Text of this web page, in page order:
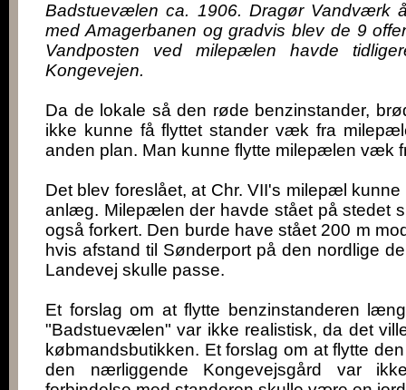
Badstuevælen ca. 1906. Dragør Vandværk
med Amagerbanen og gradvis blev de 9
Vandposten ved milepælen havde
Kongevejen.
Da de lokale så den røde benzinstander,
ikke kunne få flyttet stander væk fra
anden plan. Man kunne flytte milepælen væk
Det blev foreslået, at Chr. VII's milepæl
anlæg. Milepælen der havde stået på stedet
også forkert. Den burde have stået 200 m
hvis afstand til Sønderport på den nordlige
Landevej skulle passe.
Et forslag om at flytte benzinstanderen
"Badstuevælen" var ikke realistisk, da det
købmandsbutikken. Et forslag om at flytte
den nærliggende Kongevejsgård var